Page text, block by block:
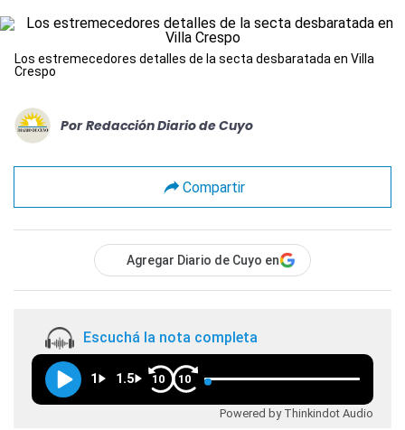
Los estremecedores detalles de la secta desbaratada en Villa
Crespo
Por Redacción Diario de Cuyo
Compartir
Agregar Diario de Cuyo en
Escuchá la nota completa
1 1.5 10 10
Powered by Thinkindot Audio